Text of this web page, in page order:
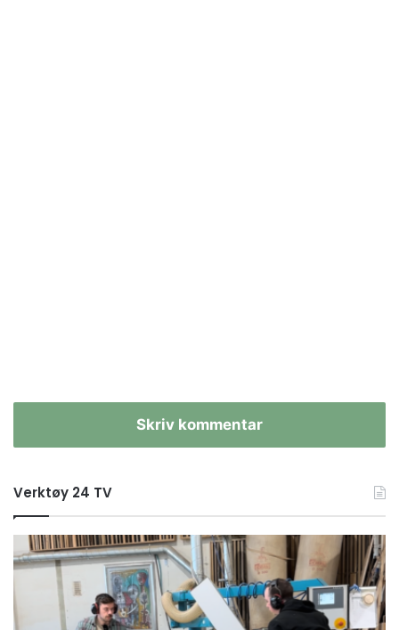
Skriv kommentar
Verktøy 24 TV